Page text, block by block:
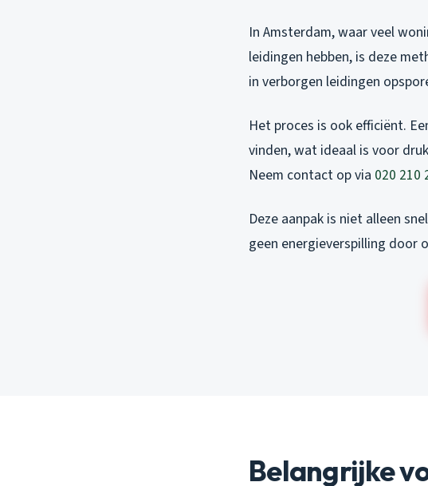
In Amsterdam, waar veel
leidingen hebben, is deze
in verborgen leidingen
Het proces is ook efficiënt.
vinden, wat ideaal is voor
Neem contact op via 020 210
Deze aanpak is niet alleen
geen energieverspilling door
Belangrijke